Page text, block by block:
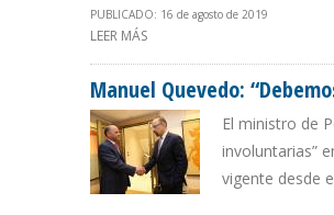
PUBLICADO: 16 de agosto de 2019
LEER MÁS
Manuel Quevedo:
El ministro de
involuntarias”
vigente desde